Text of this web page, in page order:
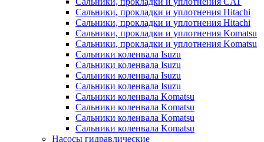
Сальники, прокладки и уплотнения Hitachi
Сальники, прокладки и уплотнения Hitachi
Сальники, прокладки и уплотнения Komatsu
Сальники, прокладки и уплотнения Komatsu
Сальники коленвала Isuzu
Сальники коленвала Isuzu
Сальники коленвала Isuzu
Сальники коленвала Isuzu
Сальники коленвала Komatsu
Сальники коленвала Komatsu
Сальники коленвала Komatsu
Сальники коленвала Komatsu
Насосы гидравлические